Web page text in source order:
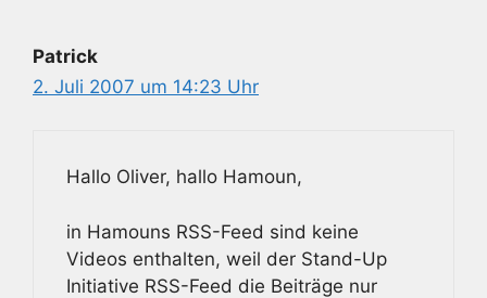
Patrick
2. Juli 2007 um 14:23 Uhr
Hallo Oliver, hallo Hamoun,
in Hamouns RSS-Feed sind keine
Videos enthalten, weil der Stand-Up
Initiative RSS-Feed die Beiträge nur